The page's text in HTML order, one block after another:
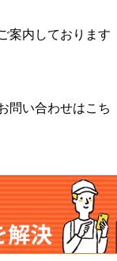
案内しております
い合わせはこち